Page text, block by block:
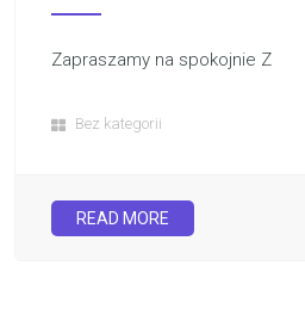
Zapraszamy na spokojnie Z
Bez kategorii
READ MORE